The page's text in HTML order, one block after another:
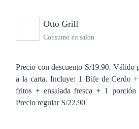
Otto Grill
Consumo en salón
Precio con descuento S/19.90. Válido
a la carta. Incluye: 1 Bife de Cerdo
fritos + ensalada fresca + 1 porción
Precio regular S/22.90